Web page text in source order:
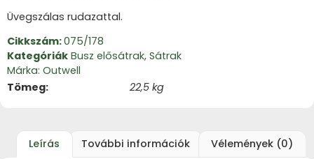
Üvegszálas rudazattal.
Cikkszám:075/178
Kategóriák Busz elősátrak, Sátrak
Márka: Outwell
Tömeg
22,5 kg
Leírás További információk Vélemények (0)